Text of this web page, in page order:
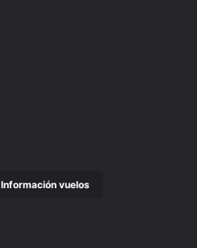
Información vuelos